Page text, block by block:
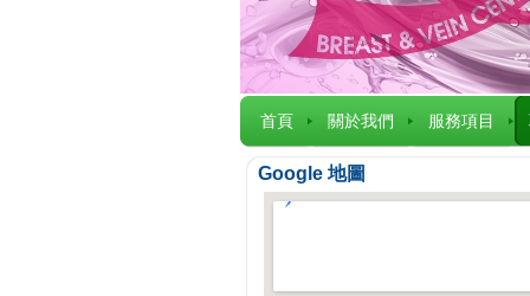
首頁 關於我們 服務項目
Google 地圖